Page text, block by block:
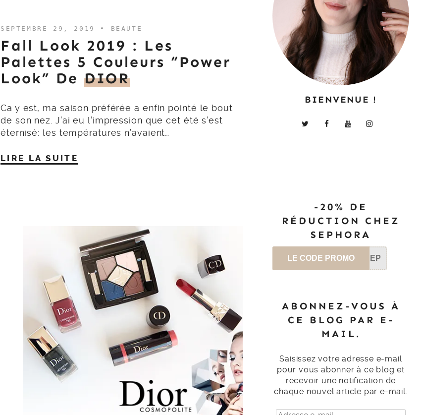
SEPTEMBRE 29, 2019 • BEAUTE
Fall Look 2019 : Les
Palettes 5 Couleurs “Power
Look” De DIOR
Ca y est, ma saison préférée a enfin pointé le bout
de son nez. J’ai eu l’impression que cet été s’est
éternisé: les températures n’avaient…
LIRE LA SUITE
BIENVENUE !
-20% DE
RÉDUCTION CHEZ
SEPHORA
LE CODE PROMO SEP
ABONNEZ-VOUS À
CE BLOG PAR E-
MAIL.
Saisissez votre adresse e-mail
pour vous abonner à ce blog et
recevoir une notification de
chaque nouvel article par e-mail.